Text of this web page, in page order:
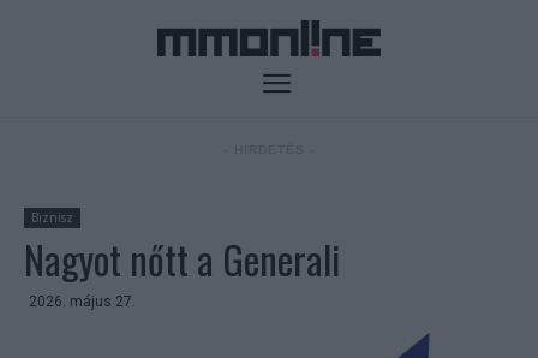
Biznisz
Nagyot nőtt a Generali
2026. május 27.